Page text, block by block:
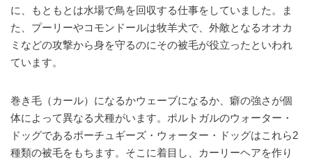
に、もともとは水場で鳥を回収する仕事をしていました。ま
た、プーリーやコモンドールは牧羊犬で、外敵となるオオカ
ミなどの攻撃から身を守るのにその被毛が役立ったといわれ
ています。
巻き毛（カール）になるかウェーブになるか、癖の強さが個
体によって異なる犬種がいます。ポルトガルのウォーター・
ドッグであるポーチュギーズ・ウォーター・ドッグはこれら2
種類の被毛をもちます。そこに着目し、カーリーヘアを作り